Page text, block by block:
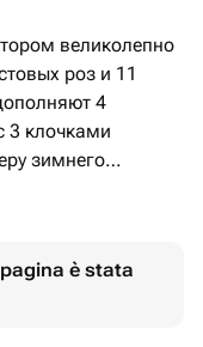
великолепно
роз и 11
4
3 клочками
зимнего
в 1
è stata